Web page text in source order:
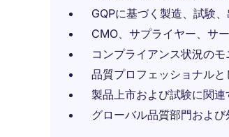
GQPに基づく製造、試験
CMO、サプライヤー、サ
コンプライアンス状況の
品質プロフェッショナル
製品上市および試験に関
グローバル品質部門およ